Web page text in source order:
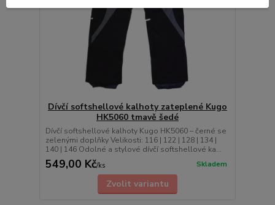
Dívčí softshellové kalhoty zateplené Kugo
HK5060 tmavě šedé
Dívčí softshellové kalhoty Kugo HK5060 – černé se
zelenými doplňky Velikosti: 116 | 122 | 128 | 134 |
140 | 146 Odolné a stylové dívčí softshellové ka...
549,00 Kč/ks Skladem
Zvolit variantu